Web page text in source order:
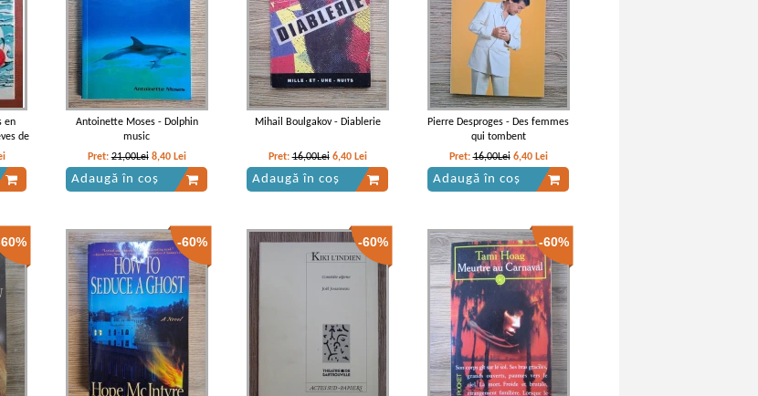
en
de
Antoinette Moses - Dolphin
music
Pret:21,00Lei 8,40 Lei
Adaugă în coș
Mihail Boulgakov - Diablerie
Pret:16,00Lei 6,40 Lei
Adaugă în coș
Pierre Desproges - Des femmes
qui tombent
Pret:16,00Lei 6,40 Lei
Adaugă în coș
-60% -60% -60%